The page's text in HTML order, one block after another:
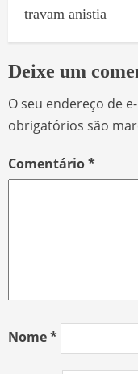
travam anistia
Deixe um
O seu endereço de
obrigatórios são
Comentário*
Nome*